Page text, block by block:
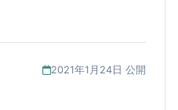
2021年1月24日 公開